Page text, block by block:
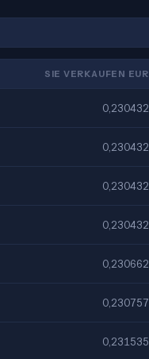
SIE VERKAUFEN EUR
0,230432
0,230432
0,230432
0,230432
0,230662
0,230757
0,231535